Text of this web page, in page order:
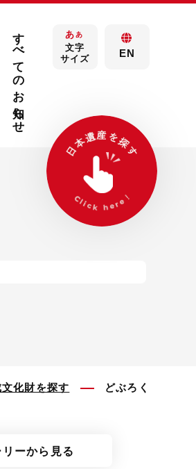
すべてのお知らせ あ あ
文字
サイズ
EN
化財を探す どぶろく
リーから見る